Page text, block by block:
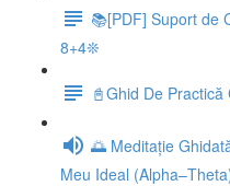
📚[PDF] Suport de
8+4❊
📓Ghid De
🌅 Meditație
Meu Ideal